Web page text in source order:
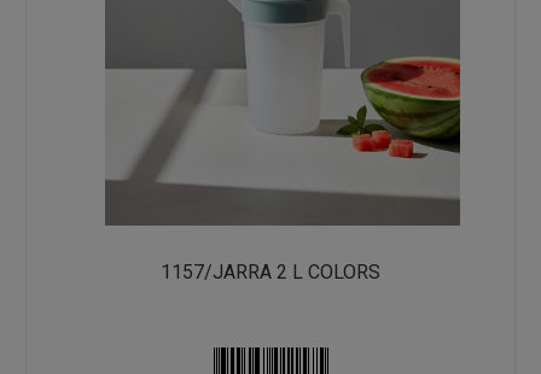
1157/JARRA 2 L COLORS